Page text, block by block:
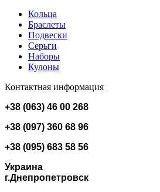
Кольца
Браслеты
Подвески
Серьги
Наборы
Кулоны
Контактная информация
+38 (063) 46 00 268
+38 (097) 360 68 96
+38 (095) 683 58 56
Украина
г.Днепропетровск